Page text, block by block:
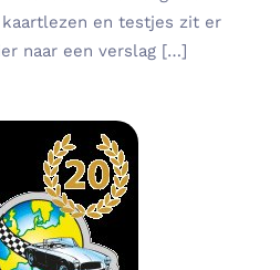
en testjes zit er
naar een verslag […]